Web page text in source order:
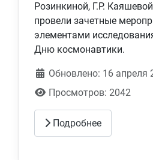
Розинкиной, Г.Р.
провели зачетные
элементами
Дню космонавтики.
Обновлено: 16 апреля
Просмотров: 2042
Подробнее